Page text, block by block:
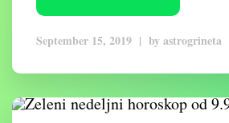
September 15, 2019 | byastrogrineta